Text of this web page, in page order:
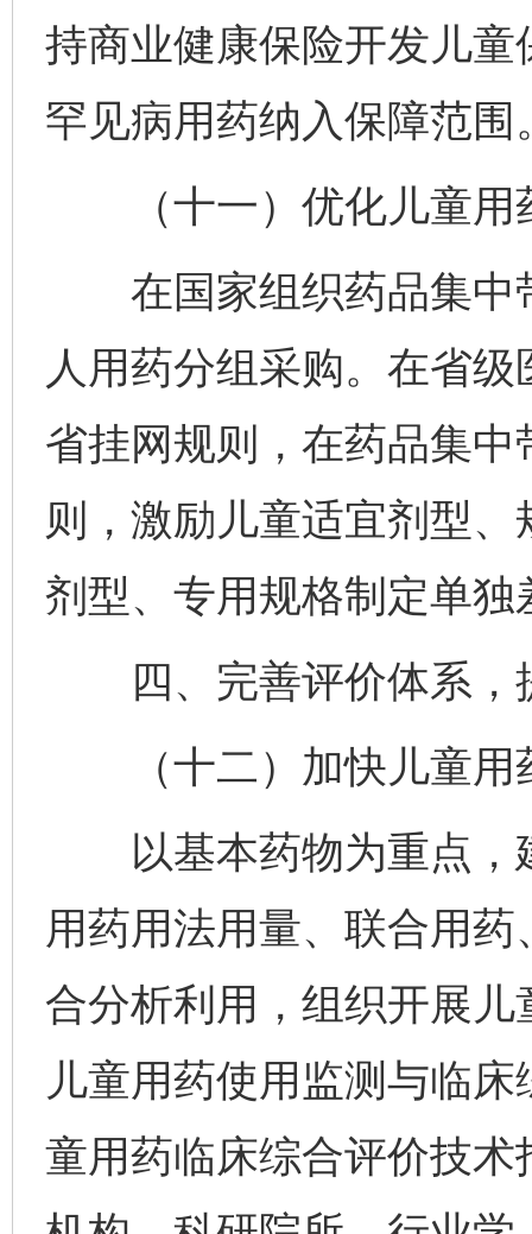
持商业健康保险开发儿
罕见病用药纳入保障范围
（十一）优化儿童用
在国家组织药品集中
人用药分组采购。在省
省挂网规则，在药品集
则，激励儿童适宜剂型
剂型、专用规格制定单独
四、完善评价体系，
（十二）加快儿童用
以基本药物为重点，
用药用法用量、联合用
合分析利用，组织开展
儿童用药使用监测与临
童用药临床综合评价技